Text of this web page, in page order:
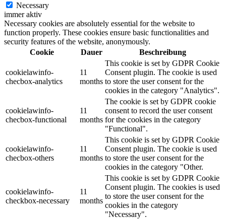
Necessary
immer aktiv
Necessary cookies are absolutely essential for the website to
function properly. These cookies ensure basic functionalities and
security features of the website, anonymously.
Cookie
Dauer Beschreibung
cookielawinfo-
checbox-analytics
11
months
This cookie is set by GDPR Cookie
Consent plugin. The cookie is used
to store the user consent for the
cookies in the category "Analytics".
cookielawinfo-
checbox-functional
11
months
The cookie is set by GDPR cookie
consent to record the user consent
for the cookies in the category
"Functional".
cookielawinfo-
checbox-others
11
months
This cookie is set by GDPR Cookie
Consent plugin. The cookie is used
to store the user consent for the
cookies in the category "Other.
cookielawinfo-
checkbox-necessary
11
months
This cookie is set by GDPR Cookie
Consent plugin. The cookies is used
to store the user consent for the
cookies in the category
"Necessary".